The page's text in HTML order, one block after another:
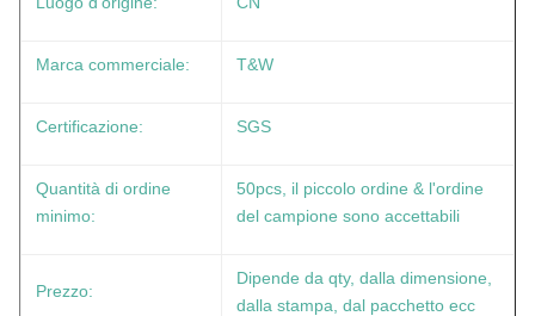
Marca commerciale: T&W
Certificazione: SGS
Quantità di ordine
minimo:
50pcs, il piccolo ordine & l'ordine
del campione sono accettabili
Prezzo:
Dipende da qty, dalla dimensione,
dalla stampa, dal pacchetto ecc